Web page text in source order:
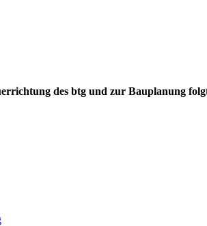
des btg und zur Bauplanung